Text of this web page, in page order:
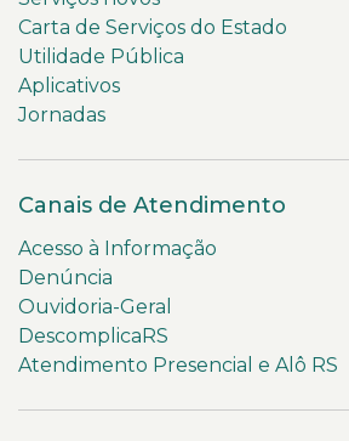
Carta de Serviços do Estado
Utilidade Pública
Aplicativos
Jornadas
Canais de Atendimento
Acesso à Informação
Denúncia
Ouvidoria-Geral
DescomplicaRS
Atendimento Presencial e Alô RS